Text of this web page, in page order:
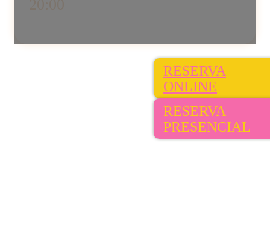
RESERVA
ONLINE
RESERVA
PRESENCIAL